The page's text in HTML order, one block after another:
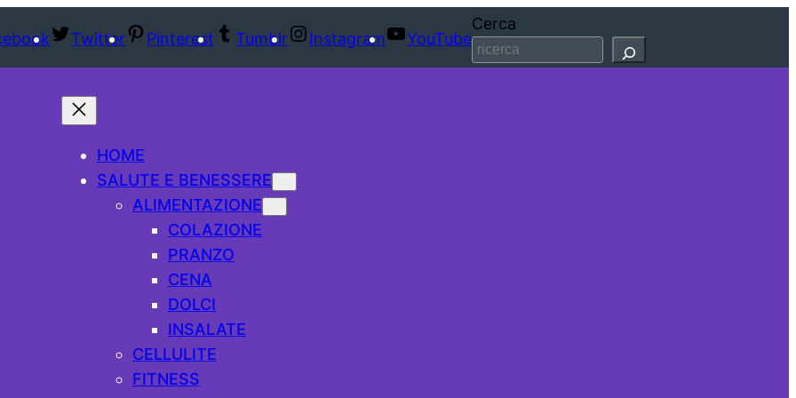
Twitter Pinterest Tumblr Instagram YouTube
Cerca
HOME
SALUTE E BENESSERE
ALIMENTAZIONE
COLAZIONE
PRANZO
CENA
DOLCI
INSALATE
CELLULITE
FITNESS